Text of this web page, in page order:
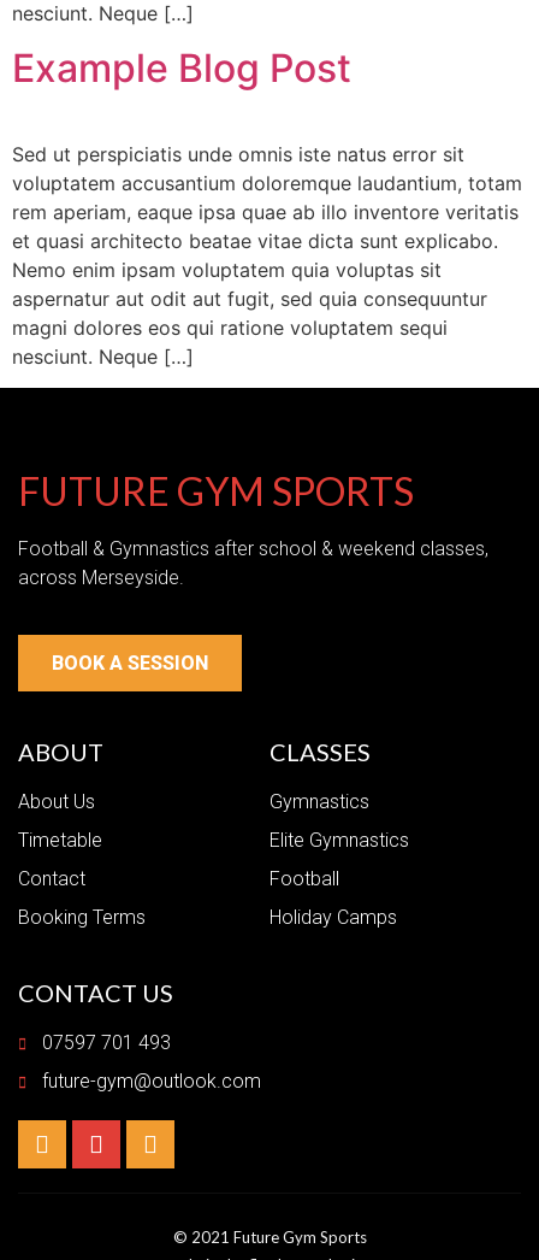
nesciunt. Neque […]
Example Blog Post
Sed ut perspiciatis unde omnis iste natus error sit
voluptatem accusantium doloremque laudantium, totam
rem aperiam, eaque ipsa quae ab illo inventore veritatis
et quasi architecto beatae vitae dicta sunt explicabo.
Nemo enim ipsam voluptatem quia voluptas sit
aspernatur aut odit aut fugit, sed quia consequuntur
magni dolores eos qui ratione voluptatem sequi
nesciunt. Neque […]
FUTURE GYM SPORTS
Football & Gymnastics after school & weekend classes,
across Merseyside.
BOOK A SESSION
ABOUT
About Us
Timetable
Contact
Booking Terms
CLASSES
Gymnastics
Elite Gymnastics
Football
Holiday Camps
CONTACT US
07597 701 493
future-gym@outlook.com
© 2021 Future Gym Sports